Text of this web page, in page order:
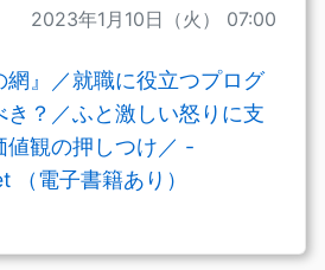
2023年1月10日（火） 07:00
網』／就職に役立つプログ
き？／ふと激しい怒りに支
値観の押しつけ／ -
（電子書籍あり）